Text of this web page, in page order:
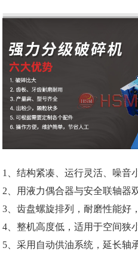
1、结构紧凑、运行灵活、噪音
2、用液力偶合器与安全联轴器
3、齿盘螺旋排列，耐磨性能好
4、整机高度低，适用于空间狭
5、采用自动供油系统，延长轴